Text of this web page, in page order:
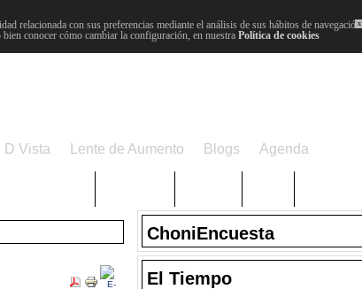
x
relacionada con sus preferencias mediante el análisis de sus hábitos de navegación.
conocer cómo cambiar la configuración, en nuestra Política de cookies
D Vista Lente de Aumento Blogs Agenda
ChoniEncuesta
El Tiempo